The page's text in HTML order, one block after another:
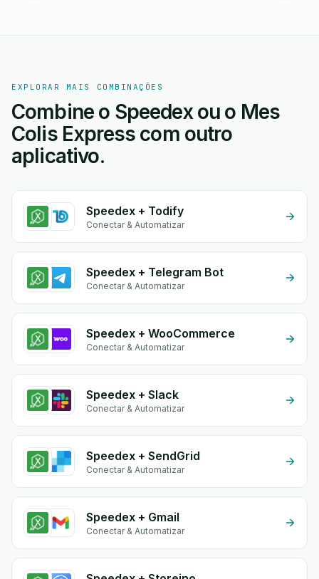
EXPLORAR MAIS COMBINAÇÕES
Combine o Speedex ou o Mes
Colis Express com outro
aplicativo.
Speedex + Todify
Conectar & Automatizar
Speedex + Telegram Bot
Conectar & Automatizar
Speedex + WooCommerce
Conectar & Automatizar
Speedex + Slack
Conectar & Automatizar
Speedex + SendGrid
Conectar & Automatizar
Speedex + Gmail
Conectar & Automatizar